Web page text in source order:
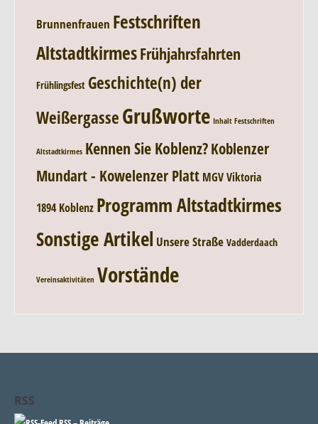
Brunnenfrauen Festschriften
AltstadtkirmesFrühjahrsfahrten
Frühlingsfest Geschichte(n) der
WeißergasseGrußworte Inhalt Festschriften
Altstadtkirmes Kennen Sie Koblenz?Koblenzer
Mundart - Kowelenzer Platt MGV Viktoria
1894 Koblenz Programm Altstadtkirmes
Sonstige Artikel Unsere Straße Vadderdaach
Vereinsaktivitäten Vorstände
RSS